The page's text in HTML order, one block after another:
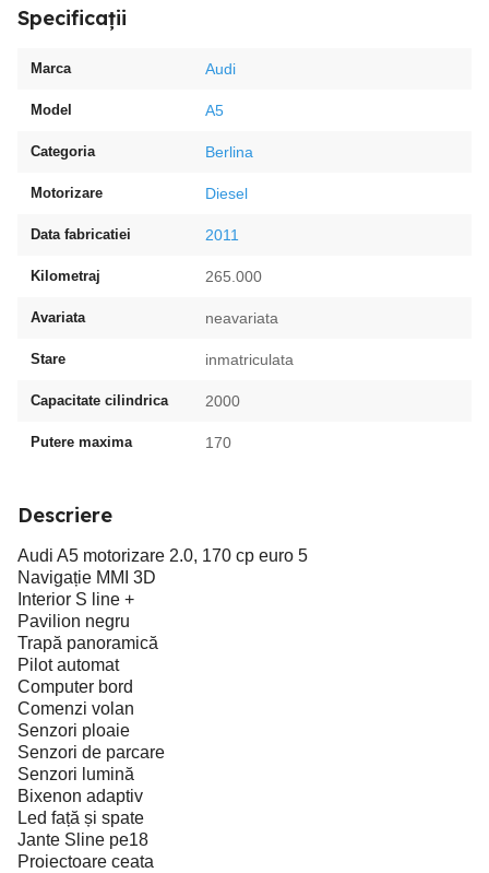
Specificații
Marca Audi
Model A5
Categoria Berlina
Motorizare Diesel
Data fabricatiei 2011
Kilometraj 265.000
Avariata neavariata
Stare inmatriculata
Capacitate cilindrica 2000
Putere maxima 170
Descriere
Audi A5 motorizare 2.0, 170 cp euro 5
Navigație MMI 3D
Interior S line +
Pavilion negru
Trapă panoramică
Pilot automat
Computer bord
Comenzi volan
Senzori ploaie
Senzori de parcare
Senzori lumină
Bixenon adaptiv
Led față și spate
Jante Sline pe18
Proiectoare ceata